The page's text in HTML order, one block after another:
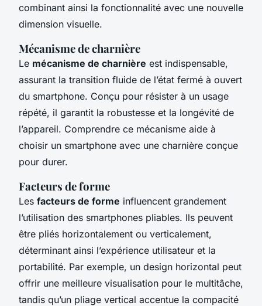
combinant ainsi la fonctionnalité avec une nouvelle
dimension visuelle.
Mécanisme de charnière
Le mécanisme de charnière est indispensable,
assurant la transition fluide de l’état fermé à ouvert
du smartphone. Conçu pour résister à un usage
répété, il garantit la robustesse et la longévité de
l’appareil. Comprendre ce mécanisme aide à
choisir un smartphone avec une charnière conçue
pour durer.
Facteurs de forme
Les facteurs de forme influencent grandement
l’utilisation des smartphones pliables. Ils peuvent
être pliés horizontalement ou verticalement,
déterminant ainsi l’expérience utilisateur et la
portabilité. Par exemple, un design horizontal peut
offrir une meilleure visualisation pour le multitâche,
tandis qu’un pliage vertical accentue la compacité